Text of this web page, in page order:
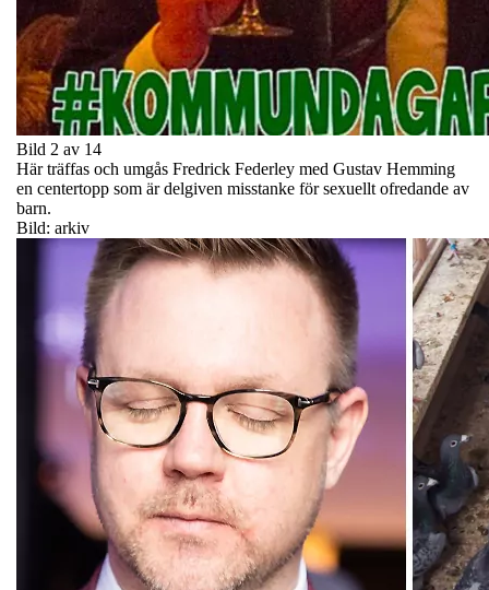
Bild 2 av 14
Här träffas och umgås Fredrick Federley med Gustav Hemming
en centertopp som är delgiven misstanke för sexuellt ofredande av
barn.
Bild: arkiv